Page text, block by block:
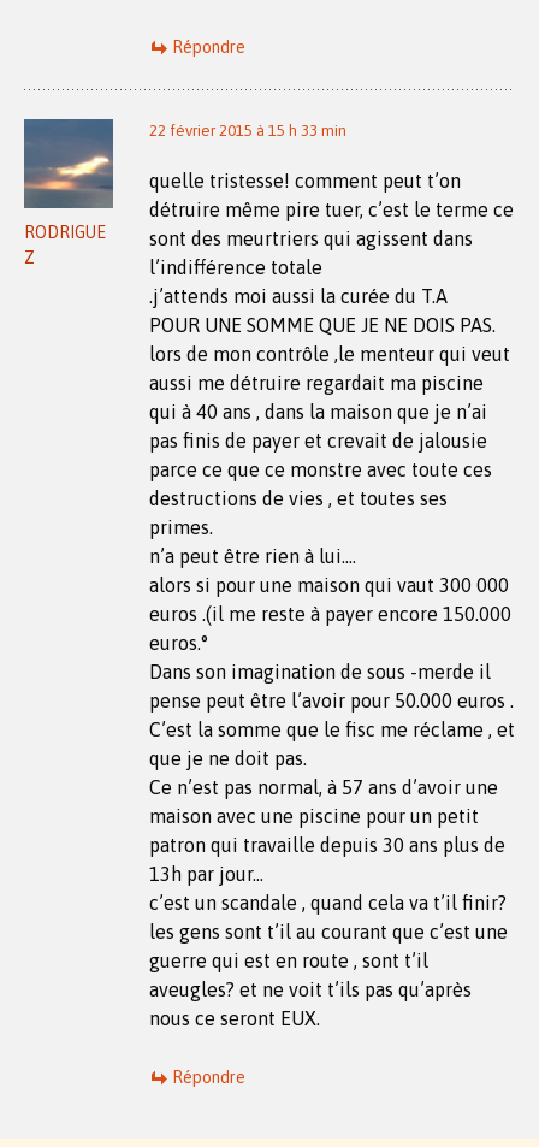
Répondre
RODRIGUE
Z
22 février 2015 à 15 h 33 min
quelle tristesse! comment peut t’on
détruire même pire tuer, c’est le terme ce
sont des meurtriers qui agissent dans
l’indifférence totale
.j’attends moi aussi la curée du T.A
POUR UNE SOMME QUE JE NE DOIS PAS.
lors de mon contrôle ,le menteur qui veut
aussi me détruire regardait ma piscine
qui à 40 ans , dans la maison que je n’ai
pas finis de payer et crevait de jalousie
parce ce que ce monstre avec toute ces
destructions de vies , et toutes ses
primes.
n’a peut être rien à lui….
alors si pour une maison qui vaut 300 000
euros .(il me reste à payer encore 150.000
euros.°
Dans son imagination de sous -merde il
pense peut être l’avoir pour 50.000 euros .
C’est la somme que le fisc me réclame , et
que je ne doit pas.
Ce n’est pas normal, à 57 ans d’avoir une
maison avec une piscine pour un petit
patron qui travaille depuis 30 ans plus de
13h par jour…
c’est un scandale , quand cela va t’il finir?
les gens sont t’il au courant que c’est une
guerre qui est en route , sont t’il
aveugles? et ne voit t’ils pas qu’après
nous ce seront EUX.
Répondre